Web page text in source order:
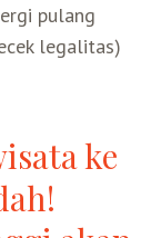
pulang
legalitas)
ke